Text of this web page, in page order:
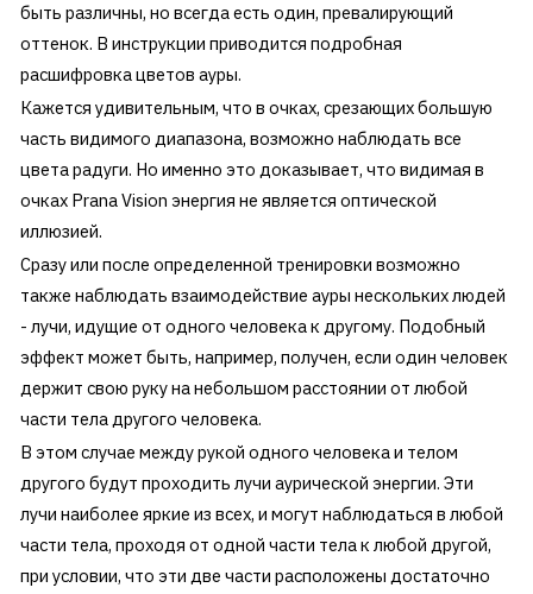
быть различны, но всегда есть один, превалирующий
оттенок. В инструкции приводится подробная
расшифровка цветов ауры.
Кажется удивительным, что в очках, срезающих большую
часть видимого диапазона, возможно наблюдать все
цвета радуги. Но именно это доказывает, что видимая в
очках Prana Vision энергия не является оптической
иллюзией.
Сразу или после определенной тренировки возможно
также наблюдать взаимодействие ауры нескольких людей
- лучи, идущие от одного человека к другому. Подобный
эффект может быть, например, получен, если один человек
держит свою руку на небольшом расстоянии от любой
части тела другого человека.
В этом случае между рукой одного человека и телом
другого будут проходить лучи аурической энергии. Эти
лучи наиболее яркие из всех, и могут наблюдаться в любой
части тела, проходя от одной части тела к любой другой,
при условии, что эти две части расположены достаточно